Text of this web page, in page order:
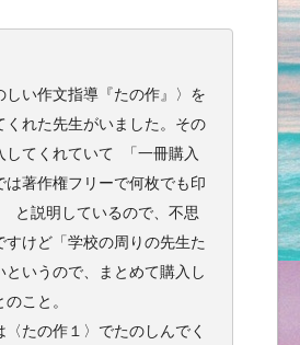
い作文指導『たの作』〉を
くれた先生がいました。その
してくれていて 「一冊購入
は著作権フリーで何枚でも印
と説明しているので、不思
すけど「学校の周りの先生た
というので、まとめて購入し
こと。
たの作１〉でたのしんでく